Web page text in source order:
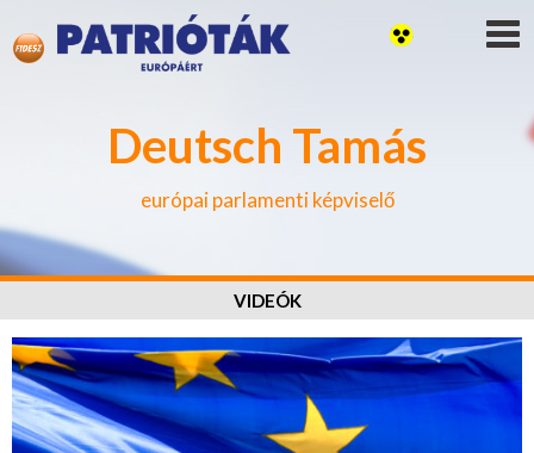
Deutsch Tamás
európai parlamenti képviselő
VIDEÓK